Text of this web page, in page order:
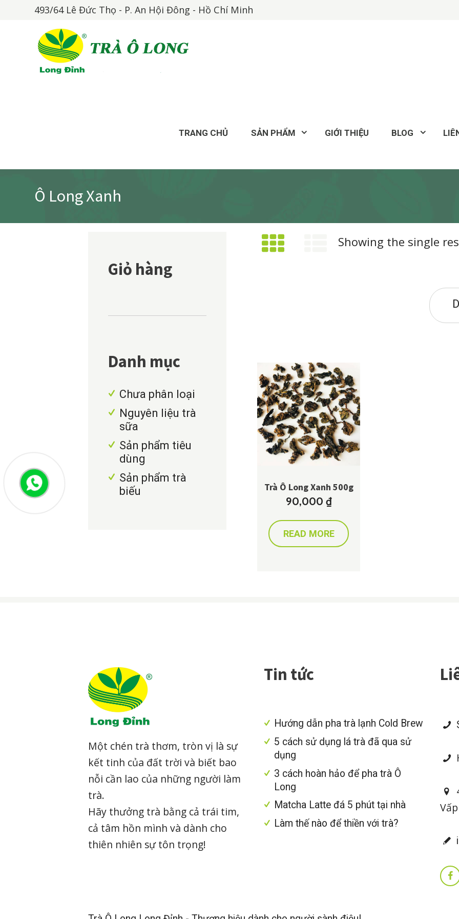
493/64 Lê Đức Thọ - P. An Hội Đông - Hồ Chí Minh
TRANG CHỦ SẢN PHẨM GIỚI THIỆU BLOG
Ô Long Xanh
Showing the single
Trà Ô Long Xanh 500g
90,000 ₫
READ MORE
Giỏ hàng
Danh mục
Chưa phân loại
Nguyên liệu trà
sữa
Sản phẩm tiêu
dùng
Sản phẩm trà
biếu
Một chén trà thơm, tròn vị là sự
kết tinh của đất trời và biết bao
nỗi cần lao của những người làm
trà.
Hãy thưởng trà bằng cả trái tim,
cả tâm hồn mình và dành cho
thiên nhiên sự tôn trọng!
Tin tức
Hướng dẫn pha trà lạnh Cold Brew
5 cách sử dụng lá trà đã qua sử
dụng
3 cách hoàn hảo để pha trà Ô
Long
Matcha Latte đá 5 phút tại nhà
Làm thế nào để thiền với trà?